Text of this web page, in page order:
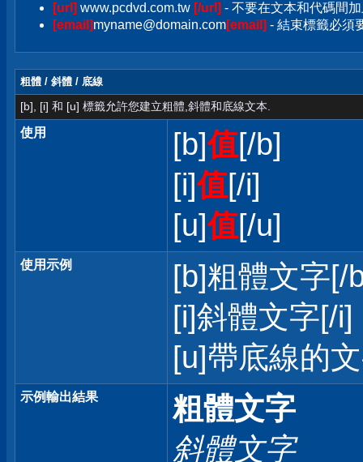
[url] www.pcdvd.com.tw [/url] - 不要在文本和代碼間
[email]myname@domain.com[email] - 結束標籤必須
粗體 / 斜體 / 底線
[b], [i] 和 [u] 標籤允許您建立粗體,斜體和底線文本.
使用 [b]值[/b]
[i]值[/i]
[u]值[/u]
使用示例
[b]粗體文字[/
[i]斜體文字[/i]
[u]帶底線的
示例輸出結果
粗體文字
斜體文字